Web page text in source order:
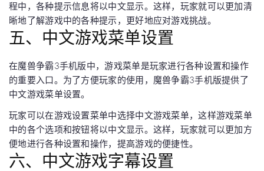
程中，各种提示信息将以中文显示。这样，玩家就可以更加清
晰地了解游戏中的各种提示，更好地应对游戏挑战。
五、中文游戏菜单设置
在魔兽争霸3手机版中，游戏菜单是玩家进行各种设置和操作
的重要入口。为了方便玩家的使用，魔兽争霸3手机版提供了
中文游戏菜单设置。
玩家可以在游戏设置菜单中选择中文游戏菜单，这样游戏菜单
中的各个选项和按钮将以中文显示。这样，玩家就可以更加方
便地进行各种设置和操作，提高游戏的便捷性。
六、中文游戏字幕设置